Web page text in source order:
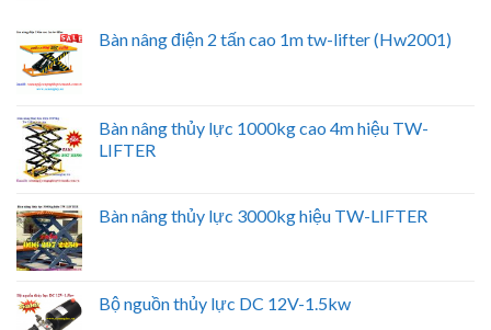
Bàn nâng điện 2 tấn cao 1m tw-lifter (Hw2001)
Bàn nâng thủy lực 1000kg cao 4m hiệu TW-
LIFTER
Bàn nâng thủy lực 3000kg hiệu TW-LIFTER
Bộ nguồn thủy lực DC 12V-1.5kw